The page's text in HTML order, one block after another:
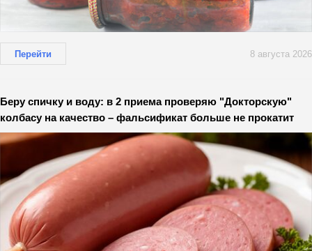
Перейти 8 августа 2026
Беру спичку и воду: в 2 приема проверяю "Докторскую"
колбасу на качество – фальсификат больше не прокатит